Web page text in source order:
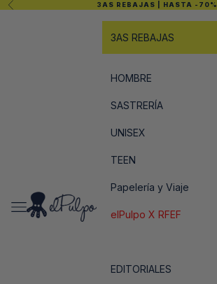
Ir al contenido
Anterior 3AS REBAJAS | HASTA -70%
elPulpo
Abrir menú de navegación
3AS REBAJAS
HOMBRE
SASTRERÍA
UNISEX
TEEN
Papelería y Viaje
elPulpo X RFEF
EDITORIALES